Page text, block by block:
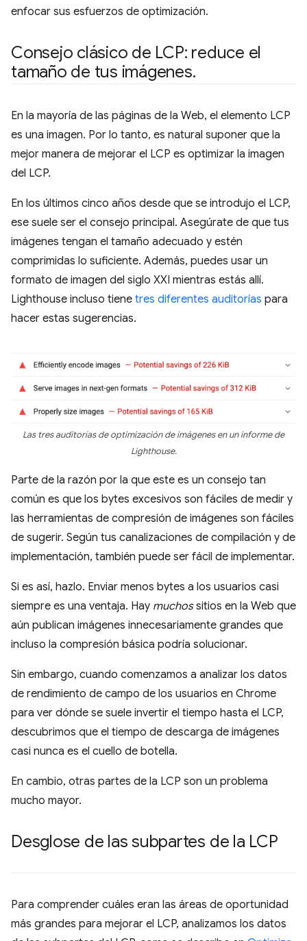
enfocar sus esfuerzos de optimización.
Consejo clásico de LCP: reduce el
tamaño de tus imágenes.
En la mayoría de las páginas de la Web, el elemento LCP
es una imagen. Por lo tanto, es natural suponer que la
mejor manera de mejorar el LCP es optimizar la imagen
del LCP.
En los últimos cinco años desde que se introdujo el LCP,
ese suele ser el consejo principal. Asegúrate de que tus
imágenes tengan el tamaño adecuado y estén
comprimidas lo suficiente. Además, puedes usar un
formato de imagen del siglo XXI mientras estás allí.
Lighthouse incluso tiene tres diferentes auditorías para
hacer estas sugerencias.
Las tres auditorías de optimización de imágenes en un informe de
Lighthouse.
Parte de la razón por la que este es un consejo tan
común es que los bytes excesivos son fáciles de medir y
las herramientas de compresión de imágenes son fáciles
de sugerir. Según tus canalizaciones de compilación y de
implementación, también puede ser fácil de implementar.
Si es así, hazlo. Enviar menos bytes a los usuarios casi
siempre es una ventaja. Hay muchossitios en la Web que
aún publican imágenes innecesariamente grandes que
incluso la compresión básica podría solucionar.
Sin embargo, cuando comenzamos a analizar los datos
de rendimiento de campo de los usuarios en Chrome
para ver dónde se suele invertir el tiempo hasta el LCP,
descubrimos que el tiempo de descarga de imágenes
casi nunca es el cuello de botella.
En cambio, otras partes de la LCP son un problema
mucho mayor.
Desglose de las subpartes de la LCP
Para comprender cuáles eran las áreas de oportunidad
más grandes para mejorar el LCP, analizamos los datos